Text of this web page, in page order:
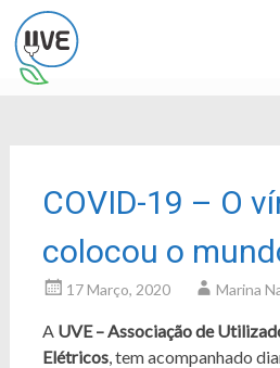
COVID-19 – O
colocou o
17 Março, 2020 Marina
A UVE – Associação de
Elétricos, tem acompanhado